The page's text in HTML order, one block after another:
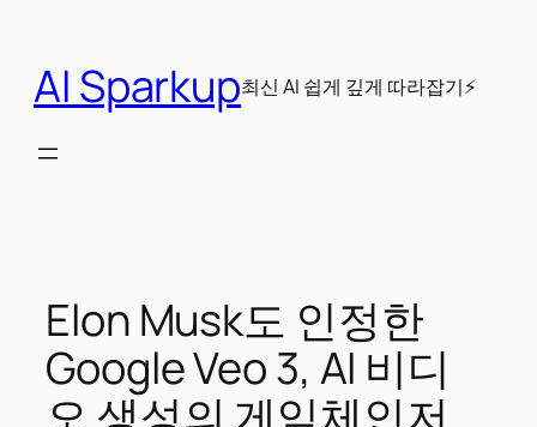
AI Sparkup최신 AI 쉽게 깊게 따라잡기⚡
Elon Musk도 인정한
Google Veo 3, AI 비디